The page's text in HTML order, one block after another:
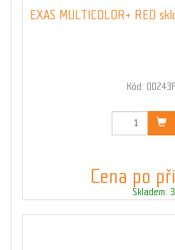
EXAS MULTICOLOR+ RED
Kód:
Cena po
Skladem: